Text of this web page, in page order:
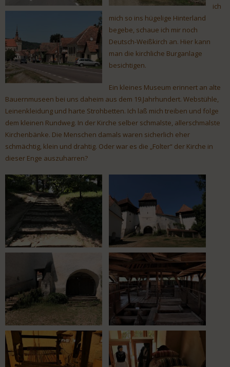
ich
mich so ins hügelige Hinterland
begebe, schaue ich mir noch
Deutsch-Weißkirch an. Hier kann
man die kirchliche Burganlage
besichtigen.
Ein kleines Museum erinnert an alte
Bauernmuseen bei uns daheim aus dem 19.Jahrhundert. Webstühle,
Leinenkleidung und harte Strohbetten. Ich laß mich treiben und folge
dem kleinen Rundweg. In der Kirche selber schmalste, allerschmalste
Kirchenbänke. Die Menschen damals waren sicherlich eher
schmächtig, klein und drahtig. Oder war es die „Folter“ der Kirche in
dieser Enge auszuharren?